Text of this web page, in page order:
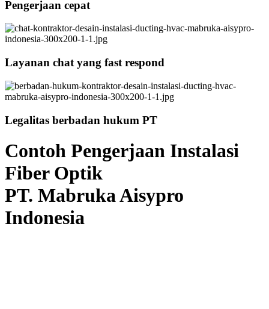
Pengerjaan cepat
Layanan chat yang fast respond
Legalitas berbadan hukum PT
Contoh Pengerjaan Instalasi
Fiber Optik
PT. Mabruka Aisypro
Indonesia